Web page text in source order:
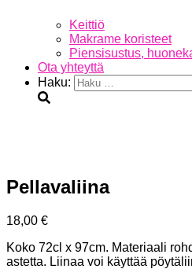
Keittiö
Makrame koristeet
Piensisustus,
Ota yhteyttä
Haku:
Pellavaliina
18,00 €
Koko 72cl x 97cm. Materiaali
astetta. Liinaa voi käyttää